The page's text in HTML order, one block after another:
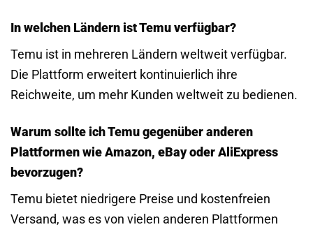
In welchen Ländern ist Temu verfügbar?
Temu ist in mehreren Ländern weltweit verfügbar.
Die Plattform erweitert kontinuierlich ihre
Reichweite, um mehr Kunden weltweit zu bedienen.
Warum sollte ich Temu gegenüber anderen
Plattformen wie Amazon, eBay oder AliExpress
bevorzugen?
Temu bietet niedrigere Preise und kostenfreien
Versand, was es von vielen anderen Plattformen